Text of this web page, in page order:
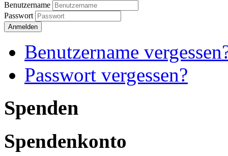
Benutzername
Passwort
Anmelden
Benutzername
Passwort vergessen?
Spenden
Spendenkonto